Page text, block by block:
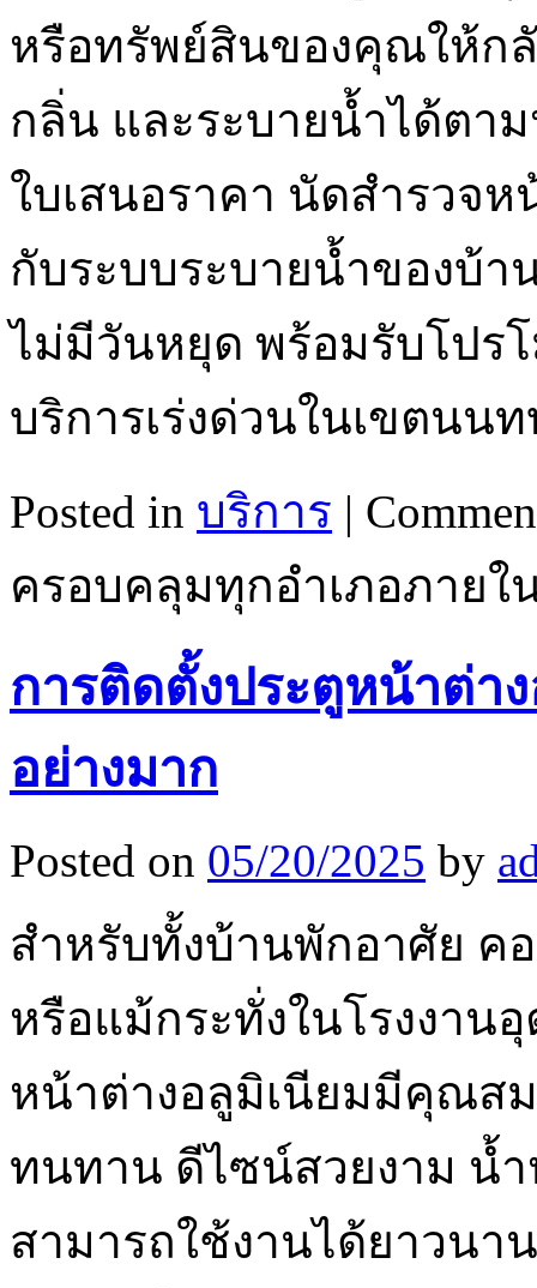
หรือทรัพย์สินของคุณให้ก
กลิ่น และระบายน้ำได้ตา
ใบเสนอราคา นัดสำรวจห
กับระบบระบายน้ำของบ้า
ไม่มีวันหยุด พร้อมรับโปร
บริการเร่งด่วนในเขตนน
Posted in บริการ |
ครอบคลุมทุกอำเภอภาย
การติดตั้งประตูหน้าต่า
อย่างมาก
Posted on 05/20/2025 by
สำหรับทั้งบ้านพักอาศัย ค
หรือแม้กระทั่งในโรงงาน
หน้าต่างอลูมิเนียมมีคุณส
ทนทาน ดีไซน์สวยงาม น้
สามารถใช้งานได้ยาวนา